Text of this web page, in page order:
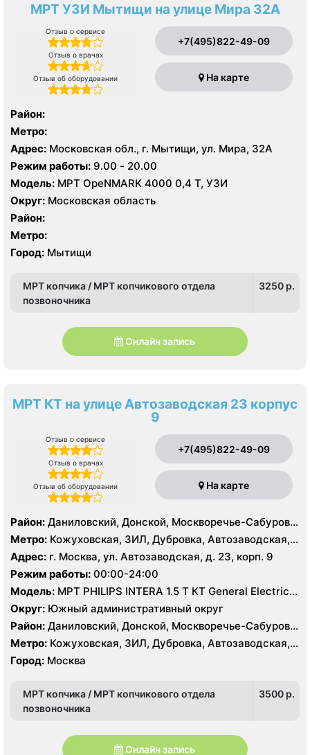
МРТ УЗИ Мытищи на улице Мира 32А
Отзыв о сервисе
Отзыв о врачах
Отзыв об оборудовании
+7(495)822-49-09
На карте
Район:
Метро:
Адрес: Московская обл., г. Мытищи, ул. Мира, 32А
Режим работы: 9.00 - 20.00
Модель: МРТ OpeNMARK 4000 0,4 Т, УЗИ
Округ: Московская область
Район:
Метро:
Город: Мытищи
МРТ копчика / МРТ копчикового отдела
позвоночника
3250 p.
Онлайн запись
МРТ КТ на улице Автозаводская 23 корпус
9
Отзыв о сервисе
Отзыв о врачах
Отзыв об оборудовании
+7(495)822-49-09
На карте
Район: Даниловский, Донской, Москворечье-Сабурово,
Нагатино-Садовники, Нагатинский Затон, Нагорный
Метро: Кожуховская, ЗИЛ, Дубровка, Автозаводская,
Нагатинская, Технопарк, Тульская, Угрешская
Адрес: г. Москва, ул. Автозаводская, д. 23, корп. 9
Режим работы: 00:00-24:00
Модель: МРТ PHILIPS INTERA 1.5 T КТ General Electric
LIGHT SPEED 64 среза
Округ: Южный административный округ
Район: Даниловский, Донской, Москворечье-Сабурово,
Нагатино-Садовники, Нагатинский Затон, Нагорный
Метро: Кожуховская, ЗИЛ, Дубровка, Автозаводская,
Нагатинская, Технопарк, Тульская, Угрешская
Город: Москва
МРТ копчика / МРТ копчикового отдела
позвоночника
3500 p.
Онлайн запись